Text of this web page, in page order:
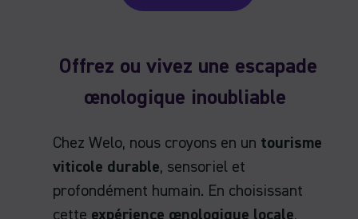
Offrez ou vivez une escapade
œnologique inoubliable
Chez Welo, nous croyons en un tourisme
viticole durable, sensoriel et
profondément humain. En choisissant
cette expérience œnologique locale,